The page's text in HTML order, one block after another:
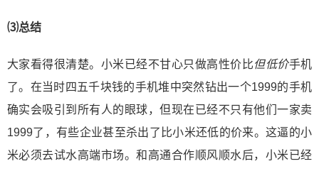
⑶总结
大家看得很清楚。小米已经不甘心只做高性价比但低价手机
了。在当时四五千块钱的手机堆中突然钻出一个1999的手机
确实会吸引到所有人的眼球，但现在已经不只有他们一家卖
1999了，有些企业甚至杀出了比小米还低的价来。这逼的小
米必须去试水高端市场。和高通合作顺风顺水后，小米已经